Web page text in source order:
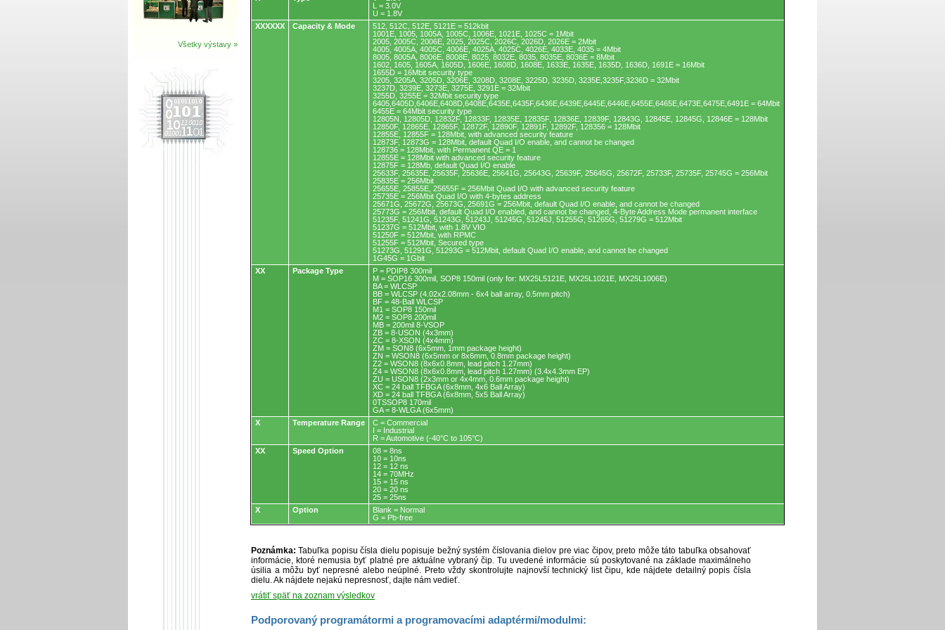
Všetky výstavy »
L = 3.0V
U = 1.8V
XXXXXX
Capacity & Mode
512, 512C, 512E, 5121E = 512kbit
1001E, 1005, 1005A, 1005C, 1006E, 1021E, 1025C = 1Mbit
2005, 2005C, 2006E, 2025, 2025C, 2026C, 2026D, 2026E = 2Mbit
4005, 4005A, 4005C, 4006E, 4025A, 4025C, 4026E, 4033E, 4035 = 4Mbit
8005, 8005A, 8006E, 8008E, 8025, 8032E, 8035, 8035E, 8036E = 8Mbit
1602, 1605, 1605A, 1605D, 1606E, 1608D, 1608E, 1633E, 1635E, 1635D, 1636D, 1691E = 16Mbit
1655D = 16Mbit security type
3205, 3205A, 3205D, 3206E, 3208D, 3208E, 3225D, 3235D, 3235E,3235F,3236D = 32Mbit
3237D, 3239E, 3273E, 3275E, 3291E = 32Mbit
3255D, 3255E = 32Mbit security type
6405,6405D,6406E,6408D,6408E,6435E,6435F,6436E,6439E,6445E,6446E,6455E,6465E,6473E,6475E,6491E = 64Mbit
6455E = 64Mbit security type
12805N, 12805D, 12832F, 12833F, 12835E, 12835F, 12836E, 12839F, 12843G, 12845E, 12845G, 12846E = 128Mbit
12850F, 12865E, 12865F, 12872F, 12890F, 12891F, 12892F, 128356 = 128Mbit
12855E, 12855F = 128Mbit, with advanced security feature
12873F, 12873G = 128Mbit, default Quad I/O enable, and cannot be changed
128736 = 128Mbit, with Permanent QE = 1
12855E = 128Mbit with advanced security feature
12875F = 128Mb, default Quad I/O enable
25633F, 25635E, 25635F, 25636E, 25641G, 25643G, 25639F, 25645G, 25672F, 25733F, 25735F, 25745G = 256Mbit
25835E = 256Mbit
25655E, 25855E, 25655F = 256Mbit Quad I/O with advanced security feature
25735E = 256Mbit Quad I/O with 4-bytes address
25671G, 25672G, 25673G, 25691G = 256Mbit, default Quad I/O enable, and cannot be changed
25773G = 256Mbit, default Quad I/O enabled, and cannot be changed, 4-Byte Address Mode permanent interface
51235F, 51241G, 51243G, 51243J, 51245G, 51245J, 51255G, 51265G, 51279G = 512Mbit
51237G = 512Mbit, with 1.8V VIO
51250F = 512Mbit, with RPMC
51255F = 512Mbit, Secured type
51273G, 51291G, 51293G = 512Mbit, default Quad I/O enable, and cannot be changed
1G45G = 1Gbit
XX
Package Type
P = PDIP8 300mil
M = SOP16 300mil, SOP8 150mil (only for: MX25L5121E, MX25L1021E, MX25L1006E)
BA = WLCSP
BB = WLCSP (4.02x2.08mm - 6x4 ball array, 0.5mm pitch)
BF = 48-Ball WLCSP
M1 = SOP8 150mil
M2 = SOP8 200mil
MB = 200mil 8-VSOP
ZB = 8-USON (4x3mm)
ZC = 8-XSON (4x4mm)
ZM = SON8 (6x5mm, 1mm package height)
ZN = WSON8 (6x5mm or 8x6mm, 0.8mm package height)
Z2 = WSON8 (8x6x0.8mm, lead pitch 1.27mm)
Z4 = WSON8 (8x6x0.8mm, lead pitch 1.27mm) (3.4x4.3mm EP)
ZU = USON8 (2x3mm or 4x4mm, 0.6mm package height)
XC = 24 ball TFBGA (6x8mm, 4x6 Ball Array)
XD = 24 ball TFBGA (6x8mm, 5x5 Ball Array)
0TSSOP8 170mil
GA = 8-WLGA (6x5mm)
X
Temperature Range
C = Commercial
I = Industrial
R = Automotive (-40°C to 105°C)
XX
Speed Option
08 = 8ns
10 = 10ns
12 = 12 ns
14 = 70MHz
15 = 15 ns
20 = 20 ns
25 = 25ns
X
Option
Blank = Normal
G = Pb-free
Poznámka: Tabuľka popisu čísla dielu popisuje bežný systém číslovania dielov pre viac čipov, preto môže táto tabuľka obsahovať
informácie, ktoré nemusia byť platné pre aktuálne vybraný čip. Tu uvedené informácie sú poskytované na základe maximálneho
úsilia a môžu byť nepresné alebo neúplné. Preto vždy skontrolujte najnovší technický list čipu, kde nájdete detailný popis čísla
dielu. Ak nájdete nejakú nepresnosť, dajte nám vedieť.
vrátiť späť na zoznam výsledkov
Podporovaný programátormi a programovacími adaptérmi/modulmi: